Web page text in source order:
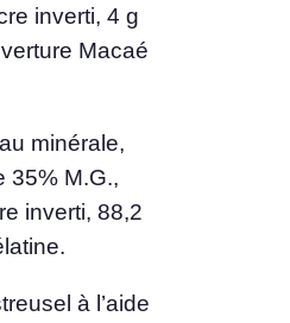
inverti, 4 g
Macaé
minérale,
35% M.G.,
inverti, 88,2
à l’aide